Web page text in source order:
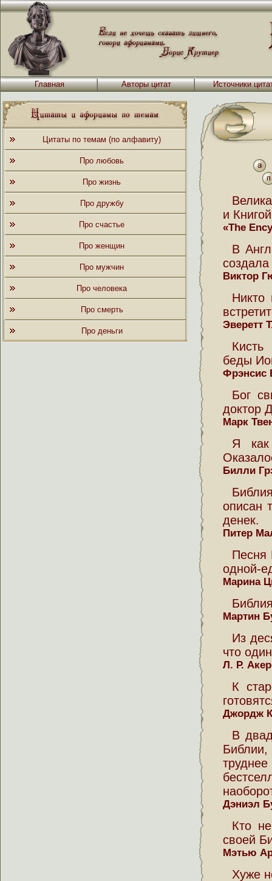
Главная Авторы цитат Источники
Цитаты по темам (по алфавиту)
Про любовь
Про жизнь
Про дружбу
Про счастье
Про женщин
Про мужчин
Про человека
Про смерть
Про деньги
и
«The
В
Виктор
Никто
Эверетт
беды
Фрэнсис
Бог
доктор
Марк
Я как
Билли
описан
денек.
Питер
Песня
одной-
Марина
Мартин
Из
что
Л. Р.
К
Джордж
В
Дэниэл
Кто
своей
Мэтью
Хуже